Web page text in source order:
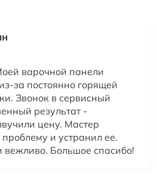
варочной панели
за постоянно горящей
Звонок в сервисный
результат -
цену. Мастер
и устранил ее.
Большое спасибо!